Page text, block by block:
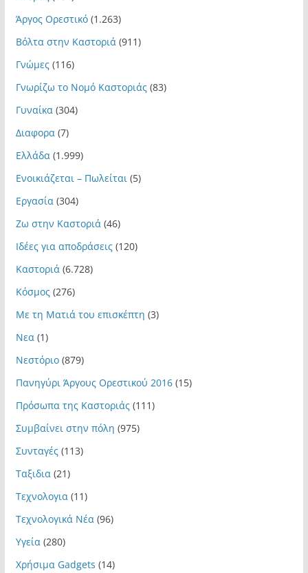
Άργος Ορεστικό(1.263)
Βόλτα στην Καστοριά (911)
Γνώμες(116)
Γνωρίζω το Νομό Καστοριάς(83)
Γυναίκα (304)
Διαφορα (7)
Ελλάδα (1.999)
Ενοικιάζεται – Πωλείται (5)
Εργασία (304)
Ζω στην Καστοριά (46)
Ιδέες για αποδράσεις(120)
Καστοριά (6.728)
Κόσμος(276)
Με τη Ματιά του επισκέπτη (3)
Νεα (1)
Νεστόριο(879)
Πανηγύρι Άργους Ορεστικού 2016(15)
Πρόσωπα της Καστοριάς(111)
Συμβαίνει στην πόλη (975)
Συνταγές(113)
Ταξιδια (21)
Τεχνολογια (11)
Τεχνολογικά Νέα (96)
Υγεία (280)
Χρήσιμα Gadgets (14)